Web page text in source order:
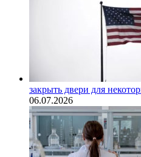
закрыть двери для
06.07.2026